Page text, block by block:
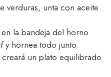
verduras, unta con aceite
la bandeja del horno
y hornea todo junto.
un plato equilibrado